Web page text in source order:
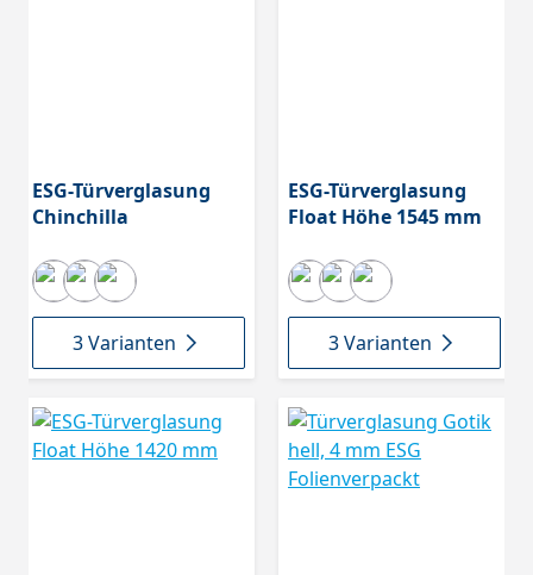
ESG-Türverglasung
Chinchilla
3 Varianten
ESG-Türverglasung
Float Höhe 1545 mm
3 Varianten